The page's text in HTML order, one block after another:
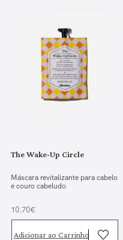
The Wake-Up Circle
Máscara revitalizante para cabelo
e couro cabeludo
10.70€
Adicionar ao Carrinho